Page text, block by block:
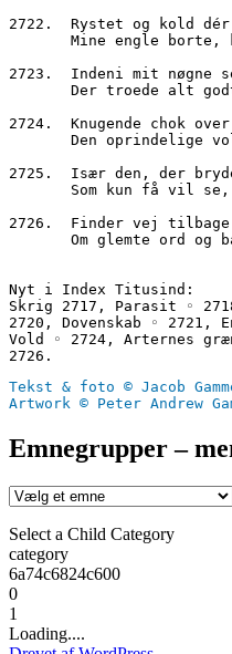
2722.  Rystet og kold
Mine engle
2723.  Indeni mit nøgne
Der troede alt
2724.  Knugende chok
Den
2725.  Især den, der
Som kun få vil
2726.  Finder vej
Om glemte ord
Nyt i Index Titusind:
Skrig 2717, Parasit ◦
2720, Dovenskab ◦ 2721,
Vold ◦ 2724, Arternes
2726.
Tekst & foto © Jacob
Artwork © Peter Andrew
Emnegrupper –
Select a Child Category
category
6a74c6824c600
0
1
Loading....